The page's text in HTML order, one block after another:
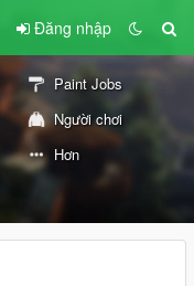
Đăng nhập
Paint Jobs
Người chơi
Hơn